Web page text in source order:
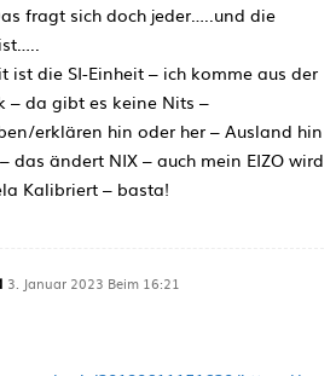
fragt sich doch jeder…..und die
ist die SI-Einheit – ich komme aus der
– da gibt es keine Nits –
erklären hin oder her – Ausland hin
das ändert NIX – auch mein EIZO wird
Kalibriert – basta!
3. Januar 2023 Beim 16:21